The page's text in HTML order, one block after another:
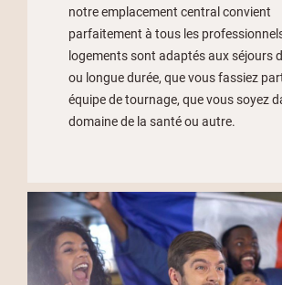
notre emplacement central convient
parfaitement à tous les
logements sont adaptés aux séjours
ou longue durée, que vous fassiez
équipe de tournage, que vous soyez
domaine de la santé ou autre.